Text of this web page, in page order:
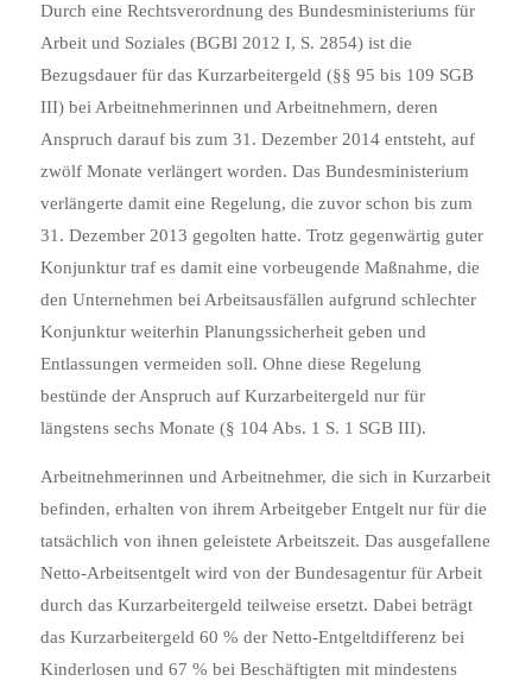
Durch eine Rechtsverordnung des Bundesministeriums für
Arbeit und Soziales (BGBl 2012 I, S. 2854) ist die
Bezugsdauer für das Kurzarbeitergeld (§§ 95 bis 109 SGB
III)bei Arbeitnehmerinnen und Arbeitnehmern, deren
Anspruch darauf bis zum 31. Dezember 2014 entsteht, auf
zwölf Monate verlängert worden. Das Bundesministerium
verlängerte damit eine Regelung, die zuvor schon bis zum
31. Dezember 2013 gegolten hatte. Trotz gegenwärtig guter
Konjunktur traf es damit eine vorbeugende Maßnahme, die
den Unternehmen bei Arbeitsausfällen aufgrund schlechter
Konjunktur weiterhin Planungssicherheit geben und
Entlassungen vermeiden soll. Ohne diese Regelung
bestünde der Anspruch auf Kurzarbeitergeld nur für
längstens sechs Monate (§ 104 Abs. 1 S. 1 SGB III).
Arbeitnehmerinnen und Arbeitnehmer, die sich in Kurzarbeit
befinden, erhalten von ihrem Arbeitgeber Entgelt nur für die
tatsächlich von ihnen geleistete Arbeitszeit. Das ausgefallene
Netto‑Arbeitsentgelt wird von der Bundesagentur für Arbeit
durch das Kurzarbeitergeld teilweise ersetzt. Dabei beträgt
das Kurzarbeitergeld 60 % der Netto‑Entgeltdifferenz bei
Kinderlosen und 67 % bei Beschäftigten mit mindestens